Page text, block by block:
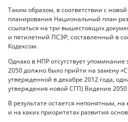
Таким образом, в соответствии с
планирования Национальный план
ссылаться на три вышестоящих
и пятилетний ПСЭР, составленный в
Кодексом.
Однако в НПР отсутствует упоминание
2050 должно было прийти на замену
утвержденной в декабре 2012 года,
утверждения новой СГП) Видение
В результате остается непонятным,
и на каких приоритетах развития